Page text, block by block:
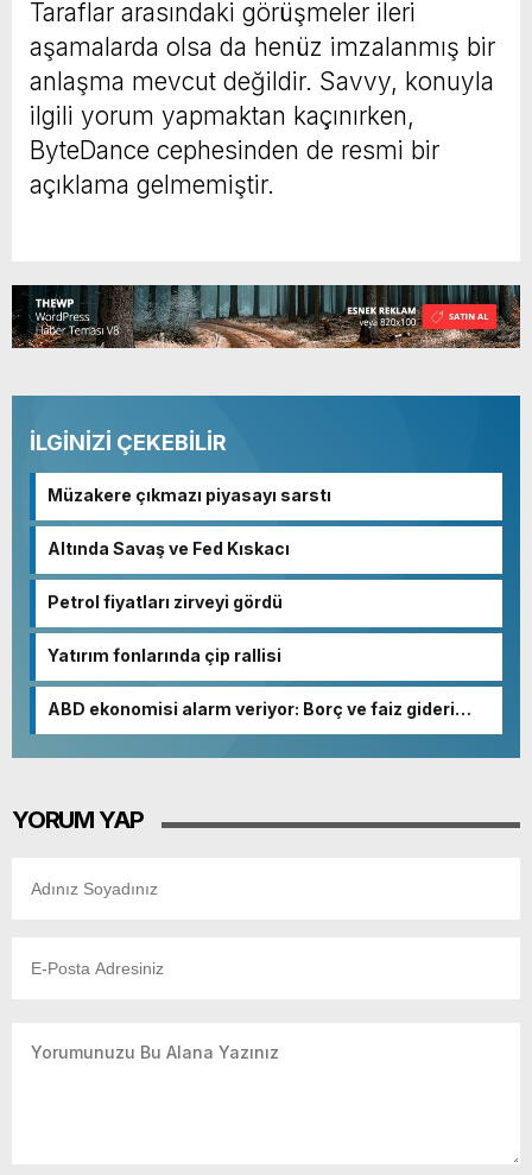
Taraflar arasındaki görüşmeler ileri
aşamalarda olsa da henüz imzalanmış bir
anlaşma mevcut değildir. Savvy, konuyla
ilgili yorum yapmaktan kaçınırken,
ByteDance cephesinden de resmi bir
açıklama gelmemiştir.
İLGİNİZİ ÇEKEBİLİR
Müzakere çıkmazı piyasayı sarstı
Altında Savaş ve Fed Kıskacı
Petrol fiyatları zirveyi gördü
Yatırım fonlarında çip rallisi
ABD ekonomisi alarm veriyor: Borç ve faiz gideri
YORUM YAP